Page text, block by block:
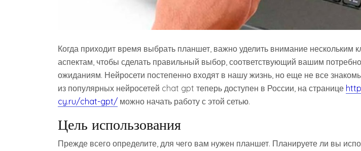
Когда приходит время выбрать планшет, важно уделить внимание нескольким
аспектам, чтобы сделать правильный выбор, соответствующий вашим
ожиданиям. Нейросети постепенно входят в нашу жизнь, но еще не все
из популярных нейросетей chat gpt теперь доступен в России, на странице
cy.ru/chat-gpt/ можно начать работу с этой сетью.
Цель использования
Прежде всего определите, для чего вам нужен планшет. Планируете ли вы